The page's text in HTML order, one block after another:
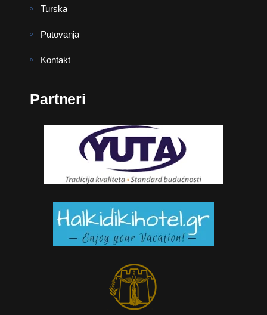
Turska
Putovanja
Kontakt
Partneri